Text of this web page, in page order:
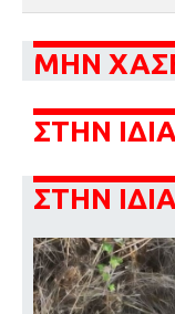
ΜΗΝ
ΣΤΗΝ
ΣΤΗΝ